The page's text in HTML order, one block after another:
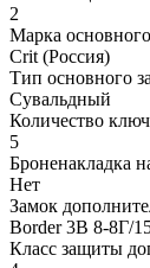
2
Марка
Crit (Россия)
Тип основного
Сувальдный
Количество
5
Броненакладка
Нет
Замок
Border 3В 8-8Г/
Класс защиты